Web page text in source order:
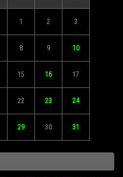
1 2 3
8 9 10
15 16 17
22 23 24
29 30 31